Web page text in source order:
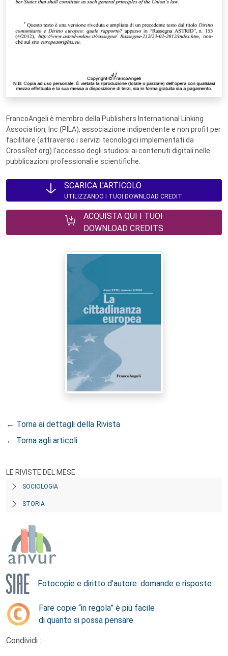
FrancoAngeli è membro della Publishers International Linking
Association, Inc (PILA), associazione indipendente e non profit per
facilitare (attraverso i servizi tecnologici implementati da
CrossRef.org) l’accesso degli studiosi ai contenuti digitali nelle
pubblicazioni professionali e scientifiche.
SCARICA L'ARTICOLO
UTILIZZANDO I TUOI DOWNLOAD CREDIT
ACQUISTA QUI I TUOI
DOWNLOAD CREDITS
← Torna ai dettagli della Rivista
← Torna agli articoli
LE RIVISTE DEL MESE
SOCIOLOGIA
STORIA
Fotocopie e diritto d’autore: domande e risposte
Fare copie “in regola” è più facile
di quanto si possa pensare
Condividi :